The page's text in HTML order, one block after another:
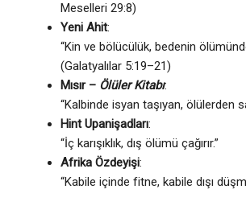
Meselleri 29:8)
Yeni Ahit:
“Kin ve bölücülük, bedenin
(Galatyalılar 5:19–21)
Mısır – Ölüler Kitabı:
“Kalbinde isyan taşıyan, ölülerden
Hint Upanişadları:
“İç karışıklık, dış ölümü çağırır.”
Afrika Özdeyişi:
“Kabile içinde fitne, kabile dışı